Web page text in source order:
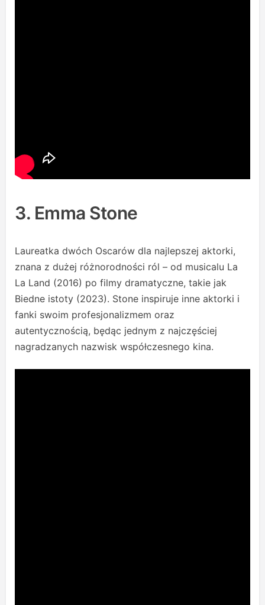
3. Emma Stone
Laureatka dwóch Oscarów dla najlepszej aktorki,
znana z dużej różnorodności ról – od musicalu La
La Land (2016) po filmy dramatyczne, takie jak
Biedne istoty (2023). Stone inspiruje inne aktorki i
fanki swoim profesjonalizmem oraz
autentycznością, będąc jednym z najczęściej
nagradzanych nazwisk współczesnego kina.